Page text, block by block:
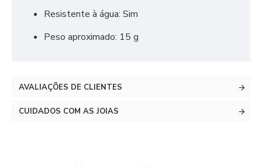
Resistente à água: Sim
Peso aproximado: 15 g
AVALIAÇÕES DE CLIENTES
CUIDADOS COM AS JOIAS